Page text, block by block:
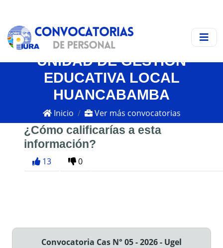
UNIDAD DE GESTIÓN
EDUCATIVA LOCAL
HUANCABAMBA
Inicio Ver más convocatorias
¿Cómo calificarías a esta
información?
13 0
Convocatoria Cas N° 05 - 2026 - Ugel